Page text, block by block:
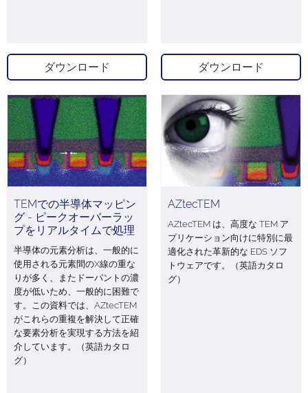
ダウンロード ダウンロード
TEMでの半導体マッピン
グ - ピークオーバーラッ
プをリアルタイムで処理
半導体の元素分析は、一般的に
使用される元素間のX線の重な
りが多く、またドーパントの濃
度が低いため、一般的に困難で
す。この資料では、AZtecTEM
がこれらの重複を解決して正確
な要素分析を実現する方法を紹
介しています。（英語カタロ
グ）
AZtecTEM
AZtecTEM は、高度な TEM ア
プリケーション向けに特別に最
適化された革新的な EDS ソフ
トウェアです。（英語カタロ
グ）